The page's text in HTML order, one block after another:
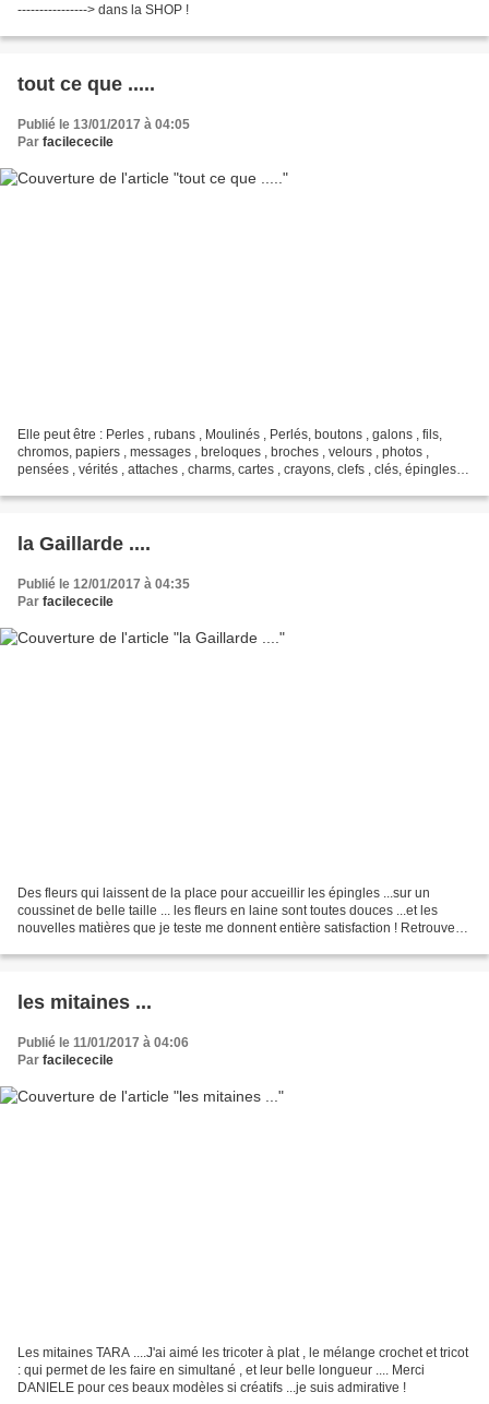
----------------> dans la SHOP !
tout ce que .....
Publié le 13/01/2017 à 04:05
Par facilececile
Elle peut être : Perles , rubans , Moulinés , Perlés, boutons , galons , fils,
chromos, papiers , messages , breloques , broches , velours , photos ,
pensées , vérités , attaches , charms, cartes , crayons, clefs , clés, épingles,
la Gaillarde ....
Publié le 12/01/2017 à 04:35
Par facilececile
Des fleurs qui laissent de la place pour accueillir les épingles ...sur un
coussinet de belle taille ... les fleurs en laine sont toutes douces ...et les
nouvelles matières que je teste me donnent entière satisfaction ! Retrouvez
les mitaines ...
Publié le 11/01/2017 à 04:06
Par facilececile
Les mitaines TARA ....J'ai aimé les tricoter à plat , le mélange crochet et tricot
: qui permet de les faire en simultané , et leur belle longueur .... Merci
DANIELE pour ces beaux modèles si créatifs ...je suis admirative !